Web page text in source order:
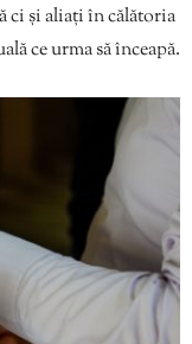
ci și aliați în călătoria
ce urma să înceapă.